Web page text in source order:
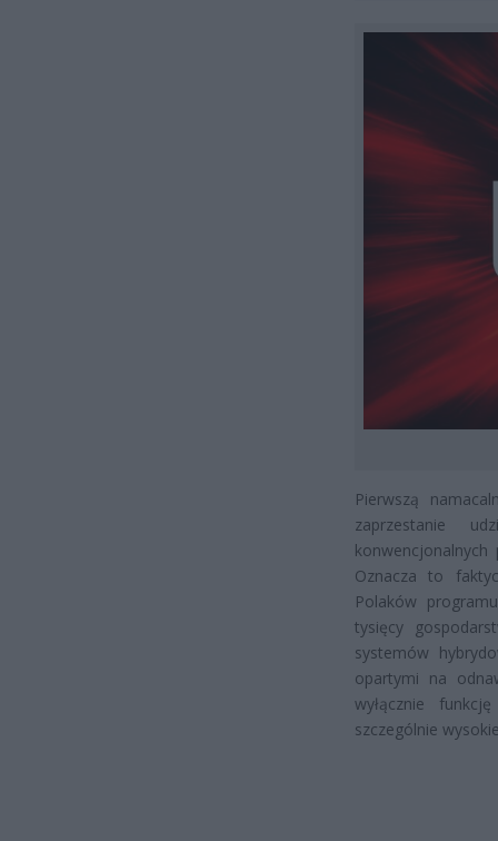
Pierwszą
zaprzestanie
Oznacza to
Polaków
tysięcy
systemów
opartymi na
wyłącznie
szczególnie